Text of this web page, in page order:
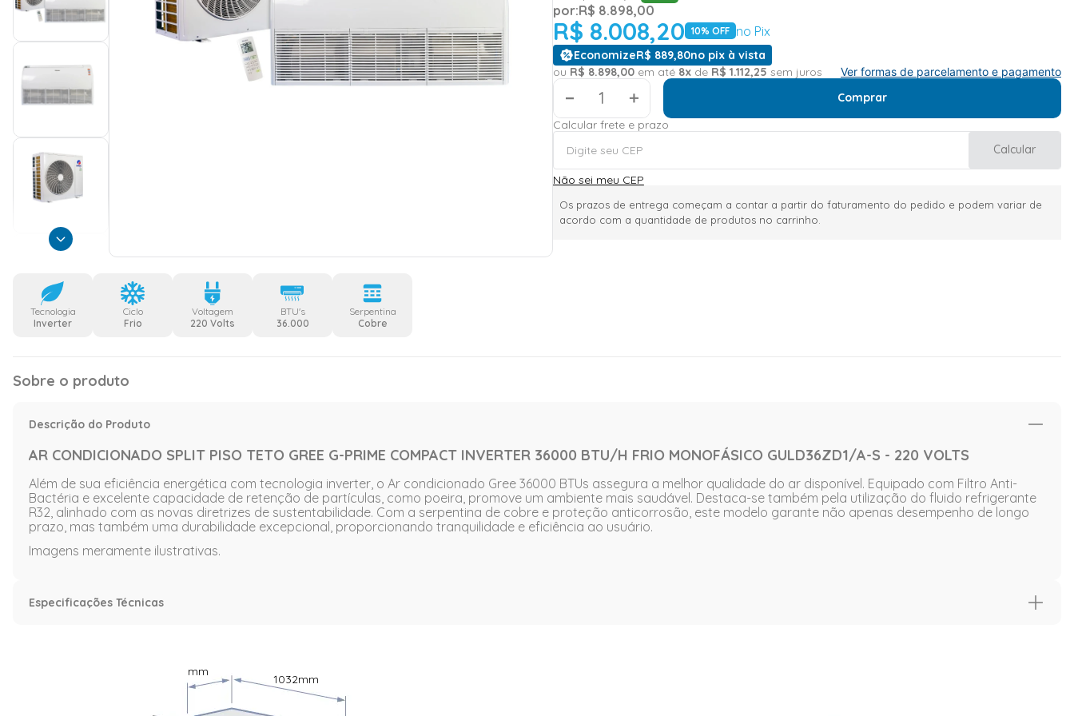
Tecnologia
Inverter
Ciclo
Frio
Voltagem
220 Volts
BTU's
36.000
Serpentina
Cobre
por:R$ 8.898,00
R$ 8.008,20 10% OFF no Pix
EconomizeR$ 889,80no pix à vista
ou R$ 8.898,00em até 8xde R$ 1.112,25 sem juros Ver formas de parcelamento e pagamento
＋
Comprar
Calcular frete e prazo
Calcular
Não sei meu CEP
Os prazos de entrega começam a contar a partir do faturamento do pedido e podem variar de
acordo com a quantidade de produtos no carrinho.
Sobre o produto
Descrição do Produto
AR CONDICIONADO SPLIT PISO TETO GREE G-PRIME COMPACT INVERTER 36000 BTU/H FRIO MONOFÁSICO GULD36ZD1/A-S - 220 VOLTS
Além de sua eficiência energética com tecnologia inverter, o Ar condicionado Gree 36000 BTUs assegura a melhor qualidade do ar disponível. Equipado com Filtro Anti-
Bactéria e excelente capacidade de retenção de partículas, como poeira, promove um ambiente mais saudável. Destaca-se também pela utilização do fluido refrigerante
R32, alinhado com as novas diretrizes de sustentabilidade. Com a serpentina de cobre e proteção anticorrosão, este modelo garante não apenas desempenho de longo
prazo, mas também uma durabilidade excepcional, proporcionando tranquilidade e eficiência ao usuário.
Imagens meramente ilustrativas.
Especificações Técnicas
220 Volts
1032mm
mm